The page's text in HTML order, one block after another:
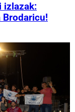
izlazak:
Brodaricu!